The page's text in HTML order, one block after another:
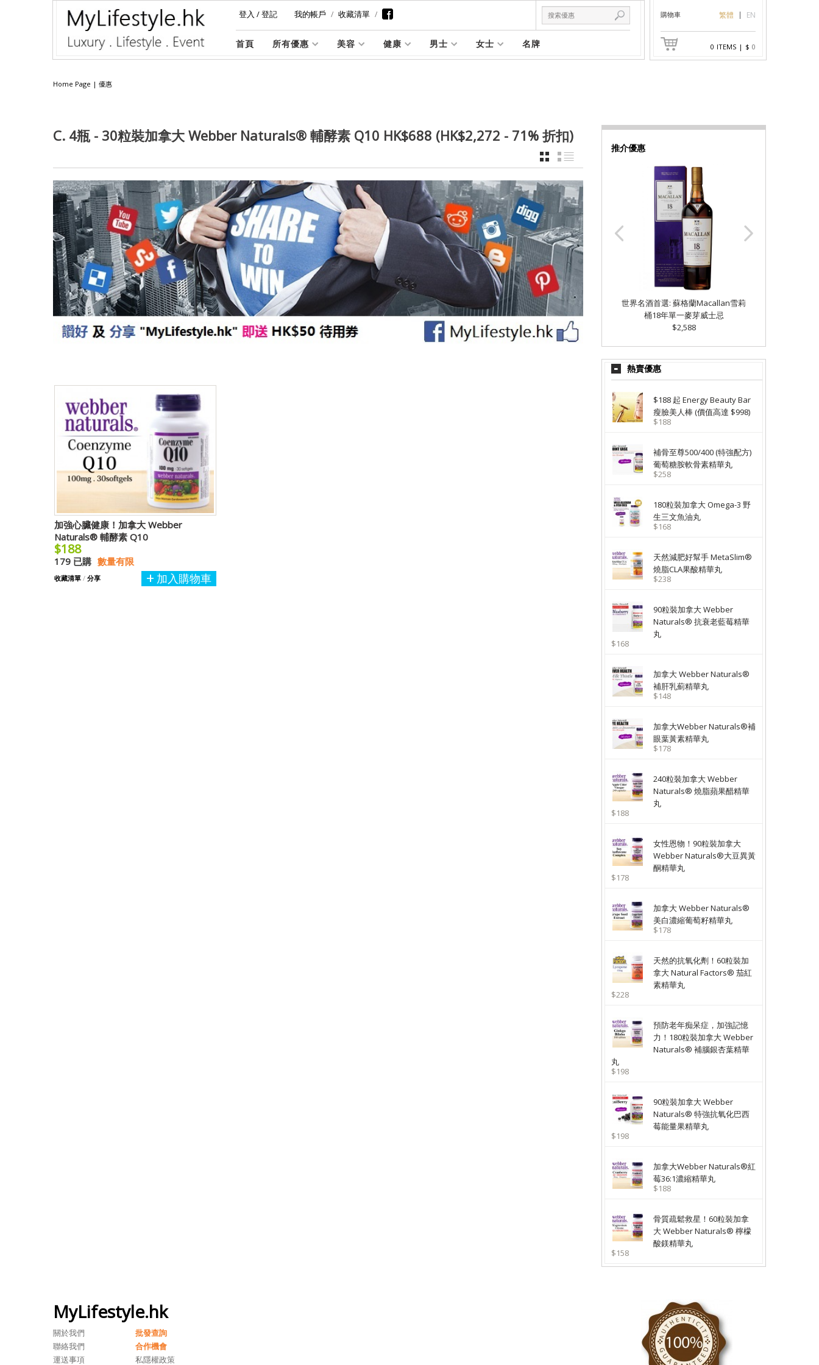
登入 /登記 我的帳戶 收藏清單
首頁 所有優惠 美容 健康 男士 女士 名牌
購物車 繁體 EN
0 ITEMS | $ 0
Home Page | 優惠
C. 4瓶 - 30粒裝加拿大 Webber Naturals® 輔酵素 Q10 HK$688 (HK$2,272 - 71% 折扣)
GRID
加強心臟健康！加拿大 Webber
Naturals® 輔酵素 Q10
$188
179 已購 數量有限
加入購物車
收藏清單 / 分享
推介優惠
世界名酒首選: 蘇格蘭Macallan雪莉
桶18年單一麥芽威士忌
$2,588
熱賣優惠
$188 起 Energy Beauty Bar
瘦臉美人棒 (價值高達 $998)
$188
補骨至尊500/400 (特強配方)
葡萄糖胺軟骨素精華丸
$258
180粒裝加拿大 Omega-3 野
生三文魚油丸
$168
天然減肥好幫手 MetaSlim®
燒脂CLA果酸精華丸
$238
90粒裝加拿大 Webber
Naturals® 抗衰老藍莓精華
丸
$168
加拿大 Webber Naturals®
補肝乳薊精華丸
$148
加拿大Webber Naturals®補
眼葉黃素精華丸
$178
240粒裝加拿大 Webber
Naturals® 燒脂蘋果醋精華
丸
$188
女性恩物！90粒裝加拿大
Webber Naturals®大豆異黃
酮精華丸
$178
加拿大 Webber Naturals®
美白濃縮葡萄籽精華丸
$178
天然的抗氧化劑！60粒裝加
拿大 Natural Factors® 茄紅
素精華丸
$228
預防老年痴呆症，加強記憶
力！180粒裝加拿大 Webber
Naturals® 補腦銀杏葉精華
丸
$198
90粒裝加拿大 Webber
Naturals® 特強抗氧化巴西
莓能量果精華丸
$198
加拿大Webber Naturals®紅
莓36:1濃縮精華丸
$188
骨質疏鬆救星！60粒裝加拿
大 Webber Naturals® 檸檬
酸鎂精華丸
$158
MyLifestyle.hk
關於我們
批發查詢
聯絡我們
合作機會
運送事項
私隱權政策